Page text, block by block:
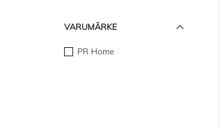
VARUMÄRKE
PR Home